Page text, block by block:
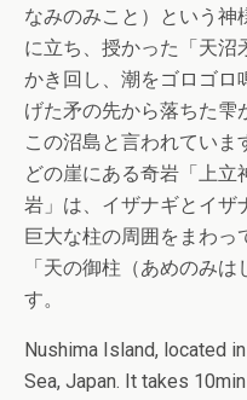
なみのみこと）という神
に立ち、授かった「天沼
かき回し、潮をゴロゴロ
げた矛の先から落ちた雫
この沼島と言われていま
どの崖にある奇岩「上立
岩」は、イザナギとイザ
巨大な柱の周囲をまわっ
「天の御柱（あめのみ
す。
Nushima Island, located
Sea, Japan. It takes